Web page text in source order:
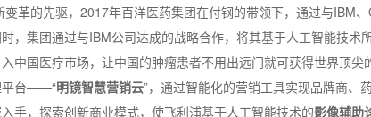
革的先驱，2017年百洋医药集团在付钢的带领下，通过与IBM
，集团通过与IBM公司达成的战略合作，将其基于人工智能技术
中国医疗市场，让中国的肿瘤患者不用出远门就可获得世界顶尖
平台——“明镜智慧营销云”，通过智能化的营销工具实现品牌商、
手，探索创新商业模式，使飞利浦基于人工智能技术的影像辅助